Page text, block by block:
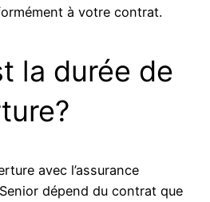
à votre contrat.
la durée de
avec l’assurance
dépend du contrat que